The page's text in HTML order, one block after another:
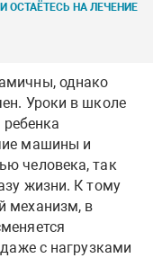
ОСТАЁТЕСЬ НА ЛЕЧЕНИЕ
однако
Уроки в школе
машины и
человека, так
жизни. К тому
механизм, в
с нагрузками